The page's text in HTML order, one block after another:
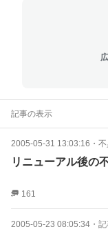
記事の表示
2005-05-31 13:03:16 ・
リニューアル後の
161
2005-05-23 08:05:34 ・